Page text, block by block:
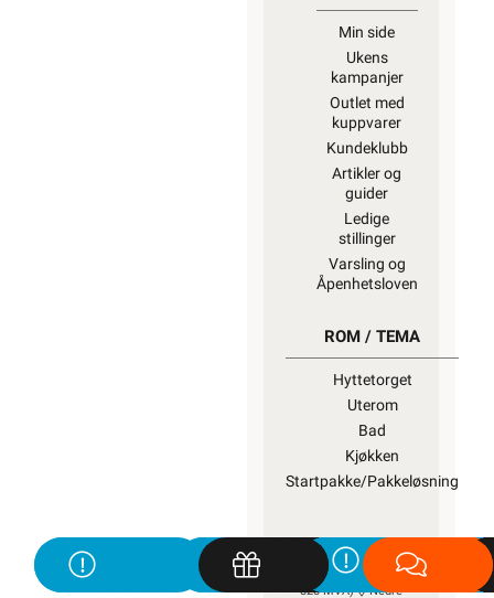
Min side
Ukens
kampanjer
Outlet med
kuppvarer
Kundeklubb
Artikler og
guider
Ledige
stillinger
Varsling og
Åpenhetsloven
ROM / TEMA
Hyttetorget
Uterom
Bad
Kjøkken
Startpakke/Pakkeløsning
ELEKTROIMPORTØREN
NORGE AS (NO 914 939
828 MVA)
Nedre